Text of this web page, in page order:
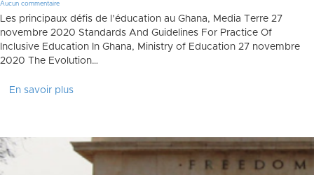
Aucun commentaire
Les principaux défis de l’éducation au Ghana, Media Terre 27
novembre 2020 Standards And Guidelines For Practice Of
Inclusive Education In Ghana, Ministry of Education 27 novembre
2020 The Evolution…
En savoir plus